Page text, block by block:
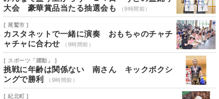
大会 豪華賞品当たる抽選会も
（9時間前）
[ 尾鷲市 ]
カスタネットで一緒に演奏 おもちゃのチャチ
ャチャに合わせ
（9時間前）
[ スポーツ「躍動」 ]
挑戦に年齢は関係ない 南さん キックボクシ
ングで勝利
（9時間前）
[ 紀北町 ]